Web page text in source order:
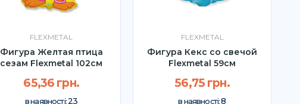
FLEXMETAL
Фигура Желтая птица
сезам Flexmetal 102см
65,36 грн.
в наявності:23
FLEXMETAL
Фигура Кекс со свечой
Flexmetal 59см
56,75 грн.
в наявності:8